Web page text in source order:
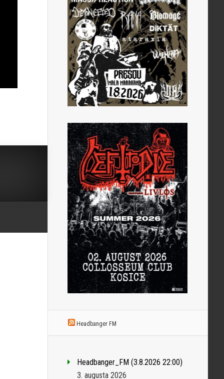
Headbanger FM
Headbanger_FM (3.8.2026 22:00)
3. augusta 2026